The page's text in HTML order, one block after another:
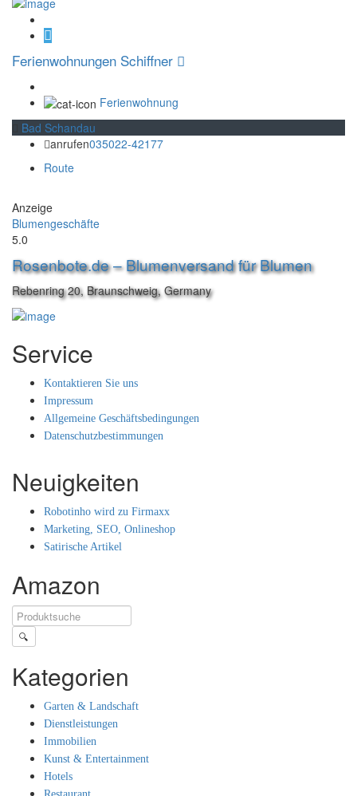
Ferienwohnungen Schiffner
Ferienwohnung
Bad Schandau
anrufen035022-42177
Route
Anzeige
Blumengeschäfte
5.0
Rosenbote.de – Blumenversand für Blumen
Rebenring 20, Braunschweig, Germany
Service
Kontaktieren Sie uns
Impressum
Allgemeine Geschäftsbedingungen
Datenschutzbestimmungen
Neuigkeiten
Robotinho wird zu Firmaxx
Marketing, SEO, Onlineshop
Satirische Artikel
Amazon
🔍
Kategorien
Garten & Landschaft
Dienstleistungen
Immobilien
Kunst & Entertainment
Hotels